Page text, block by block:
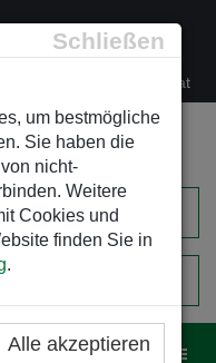
Schließen
um bestmögliche
Sie haben die
nicht-
Weitere
Cookies und
finden Sie in
.
Alle akzeptieren
00 office@leso.at